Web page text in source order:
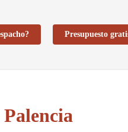
Presupuesto